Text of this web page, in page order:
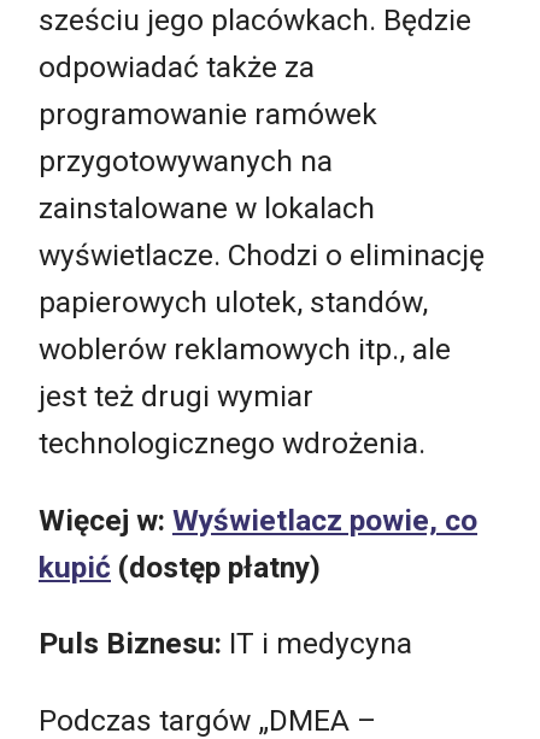
sześciu jego placówkach. Będzie
odpowiadać także za
programowanie ramówek
przygotowywanych na
zainstalowane w lokalach
wyświetlacze. Chodzi o eliminację
papierowych ulotek, standów,
woblerów reklamowych itp., ale
jest też drugi wymiar
technologicznego wdrożenia.
Więcej w: Wyświetlacz powie, co
kupić (dostęp płatny)
Puls Biznesu: IT i medycyna
Podczas targów „DMEA –